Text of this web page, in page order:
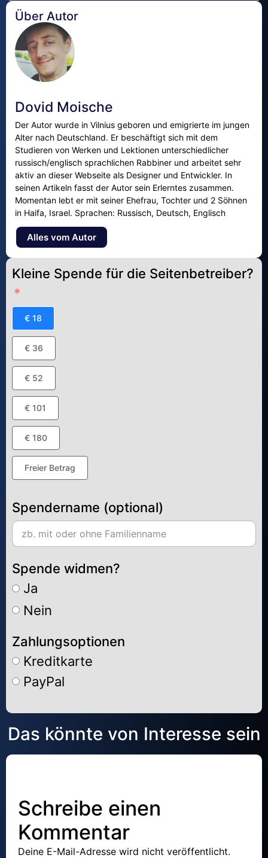
Über Autor
Dovid Moische
Der Autor wurde in Vilnius geboren und emigrierte im jungen
Alter nach Deutschland. Er beschäftigt sich mit dem
Studieren von Werken und Lektionen unterschiedlicher
russisch/englisch sprachlichen Rabbiner und arbeitet sehr
aktiv an dieser Webseite als Designer und Entwickler. In
seinen Artikeln fasst der Autor sein Erlerntes zusammen.
Momentan lebt er mit seiner Ehefrau, Tochter und 2 Söhnen
in Haifa, Israel. Sprachen: Russisch, Deutsch, Englisch
Alles vom Autor
Kleine Spende für die Seitenbetreiber?
€ 18
€ 36
€ 52
€ 101
€ 180
Freier Betrag
Spendername (optional)
Spende widmen?
Ja
Nein
Zahlungsoptionen
Kreditkarte
PayPal
Alternative:
Das könnte von Interesse sein
Schreibe einen
Kommentar
Deine E-Mail-Adresse wird nicht veröffentlicht.